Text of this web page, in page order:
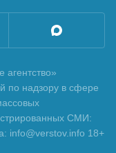
по надзору в сфере
СМИ:
info@verstov.info 18+